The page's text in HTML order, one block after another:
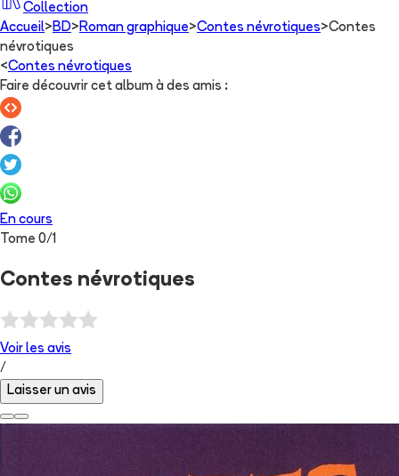
Collection
Accueil> BD> Roman graphique>Contes névrotiques>Contes
névrotiques
<Contes névrotiques
Faire découvrir cet album à des amis :
En cours
Tome 0/1
Contes névrotiques
Voir les avis
/
Laisser un avis